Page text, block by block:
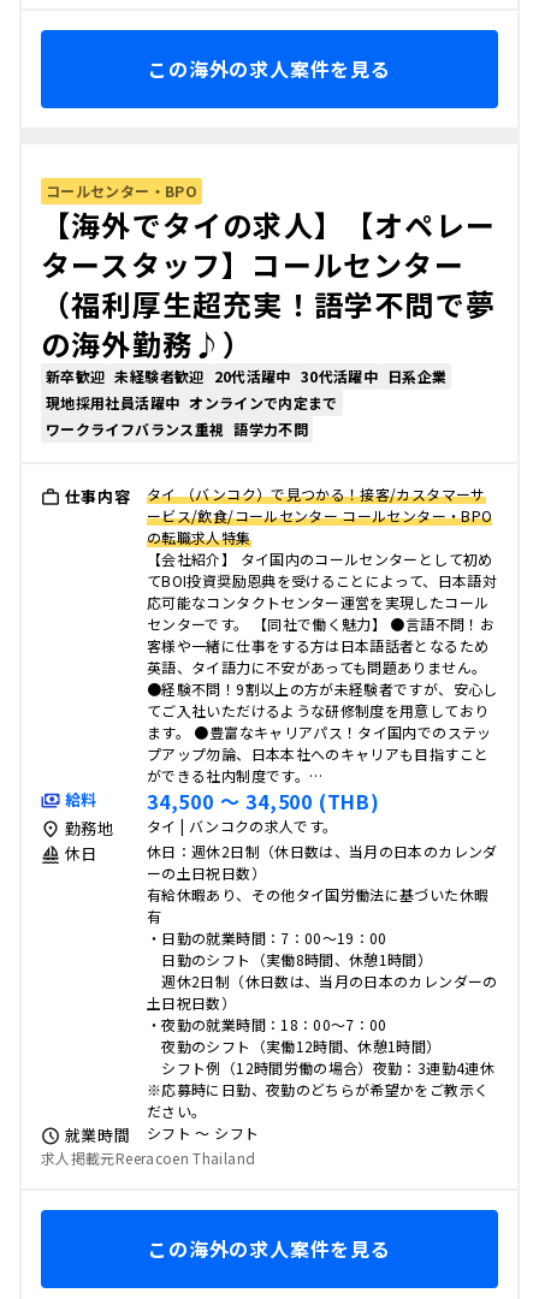
この海外の求人案件を見る
コールセンター・BPO
【海外でタイの求人】【オペレー
タースタッフ】コールセンター
（福利厚生超充実！語学不問で夢
の海外勤務♪）
新卒歓迎 未経験者歓迎 20代活躍中 30代活躍中 日系企業
現地採用社員活躍中 オンラインで内定まで
ワークライフバランス重視 語学力不問
仕事内容
タイ （バンコク）で見つかる！接客/カスタマーサ
ービス/飲食/コールセンター コールセンター・BPO
の転職求人特集
【会社紹介】 タイ国内のコールセンターとして初め
てBOI投資奨励恩典を受けることによって、日本語対
応可能なコンタクトセンター運営を実現したコール
センターです。 【同社で働く魅力】 ●言語不問！お
客様や一緒に仕事をする方は日本語話者となるため
英語、タイ語力に不安があっても問題ありません。
●経験不問！9割以上の方が未経験者ですが、安心し
てご入社いただけるような研修制度を用意しており
ます。 ●豊富なキャリアパス！タイ国内でのステッ
プアップ勿論、日本本社へのキャリアも目指すこと
ができる社内制度です。…
給料 34,500 〜 34,500 (THB)
勤務地 タイ | バンコクの求人です。
休日
休日：週休2日制（休日数は、当月の日本のカレンダ
ーの土日祝日数）
有給休暇あり、その他タイ国労働法に基づいた休暇
有
・日勤の就業時間：7：00～19：00
日勤のシフト（実働8時間、休憩1時間）
週休2日制（休日数は、当月の日本のカレンダーの
土日祝日数）
・夜勤の就業時間：18：00～7：00
夜勤のシフト（実働12時間、休憩1時間）
シフト例（12時間労働の場合）夜勤：3連勤4連休
※応募時に日勤、夜勤のどちらが希望かをご教示く
ださい。
就業時間
シフト 〜 シフト
求人掲載元Reeracoen Thailand
この海外の求人案件を見る